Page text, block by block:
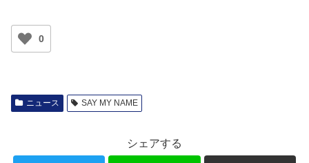
0
ニュース SAY MY NAME
シェアする